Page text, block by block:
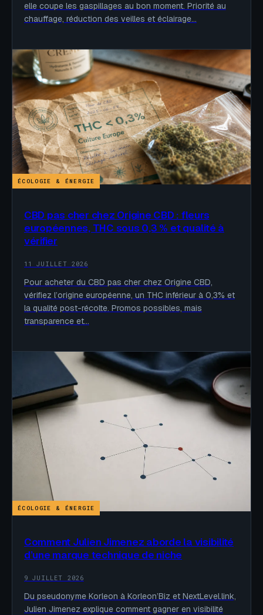
elle coupe les gaspillages au bon moment. Priorité au
chauffage, réduction des veilles et éclairage…
ÉCOLOGIE & ÉNERGIE
CBD pas cher chez Origine CBD : fleurs
européennes, THC sous 0,3 % et qualité à
vérifier
11 JUILLET 2026
Pour acheter du CBD pas cher chez Origine CBD,
vérifiez l’origine européenne, un THC inférieur à 0,3% et
la qualité post-récolte. Promos possibles, mais
transparence et…
ÉCOLOGIE & ÉNERGIE
Comment Julien Jimenez aborde la visibilité
d’une marque technique de niche
9 JUILLET 2026
Du pseudonyme Korleon à Korleon’Biz et NextLevel.link,
Julien Jimenez explique comment gagner en visibilité